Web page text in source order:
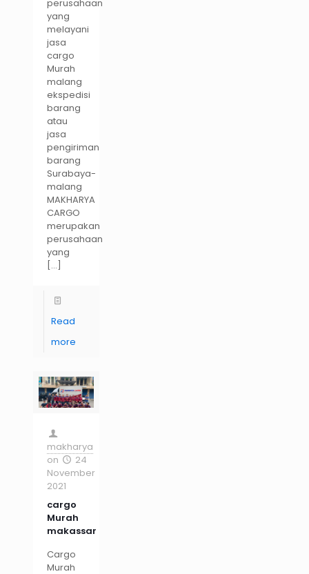
perusahaan
yang
melayani
jasa
cargo
Murah
malang
ekspedisi
barang
atau
jasa
pengiriman
barang
Surabaya-
malang
MAKHARYA
CARGO
merupakan
perusahaan
yang
[…]
Read
more
makharya
on
24
November
2021
cargo
Murah
makassar
Cargo
Murah